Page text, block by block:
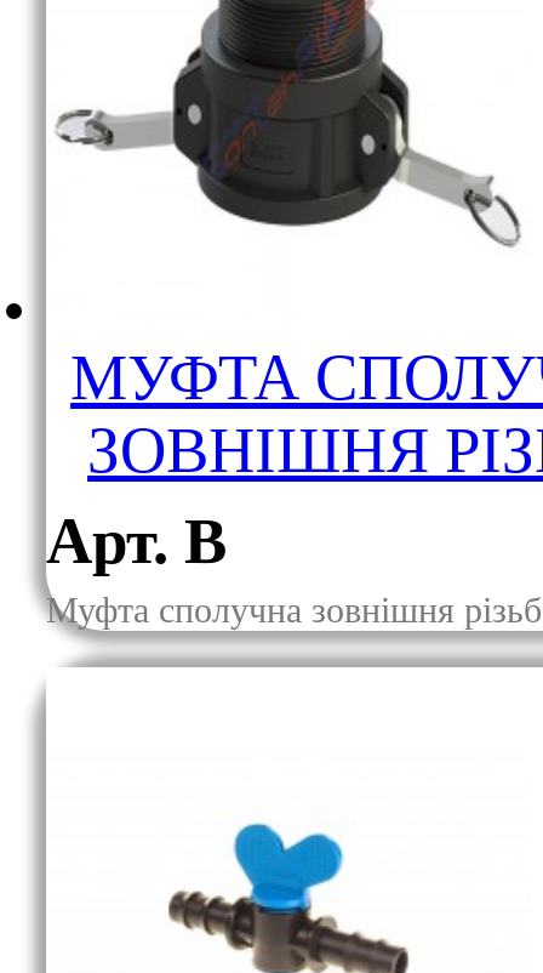
МУФТА
ЗОВНІШНЯ
Арт. В
Муфта сполучна зовнішня